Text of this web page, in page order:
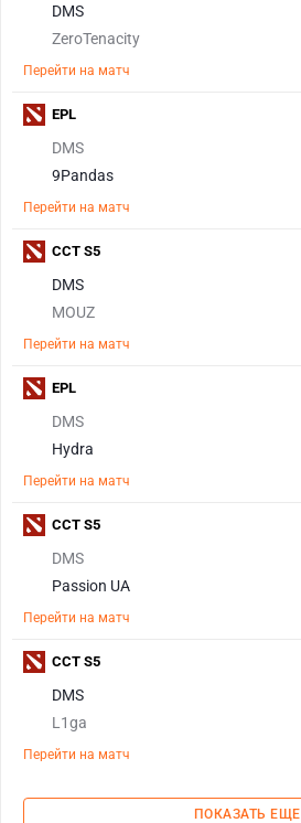
DMS
ZeroTenacity
Перейти на матч
DMS
9Pandas
Перейти на матч
EPL
DMS
MOUZ
Перейти на матч
CCT S5
DMS
Hydra
Перейти на матч
EPL
DMS
Passion UA
Перейти на матч
CCT S5
DMS
L1ga
Перейти на матч
CCT S5
ПОКАЗАТЬ ЕЩЕ